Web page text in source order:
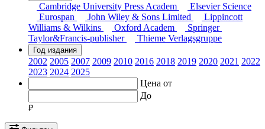
Cambridge University Press Academ
Elsevier Science
Eurospan
John Wiley & Sons Limited
Lippincott
Williams & Wilkins
Oxford Academ
Springer
Taylor&Francis-publisher
Thieme Verlagsgruppe
Год издания
2002 2005 2007 2009 2010 2016 2018 2019 2020 2021 2022
2023 2024 2025
Цена от
До